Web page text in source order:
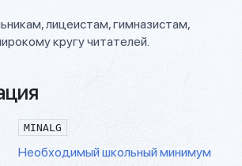
лицеистам, гимназистам,
кругу читателей.
MINALG
Необходимый школьный минимум